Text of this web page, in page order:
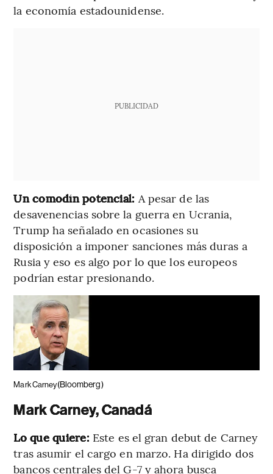
la economía estadounidense.
PUBLICIDAD
Un comodín potencial: A pesar de las
desavenencias sobre la guerra en Ucrania,
Trump ha señalado en ocasiones su
disposición a imponer sanciones más duras a
Rusia y eso es algo por lo que los europeos
podrían estar presionando.
Mark Carney(Bloomberg)
Mark Carney, Canadá
Lo que quiere: Este es el gran debut de Carney
tras asumir el cargo en marzo. Ha dirigido dos
bancos centrales del G-7 y ahora busca